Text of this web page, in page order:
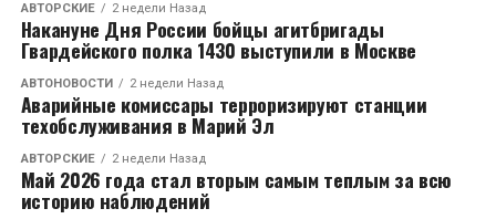
АВТОРСКИЕ 2 недели Назад
Накануне Дня России бойцы агитбригады
Гвардейского полка 1430 выступили в Москве
АВТОНОВОСТИ 2 недели Назад
Аварийные комиссары терроризируют станции
техобслуживания в Марий Эл
АВТОРСКИЕ 2 недели Назад
Май 2026 года стал вторым самым теплым за всю
историю наблюдений